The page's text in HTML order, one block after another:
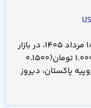
قیمت روپیه پاکستان امروز یکشنبه ۱۸ مرداد ۱۴۰۵، در بازار
۶۷۰ تومان است که نسبت به دیروز ۱.۰۰۰ تومان(۰.۱۵۰۰
پاکستان، دیروز